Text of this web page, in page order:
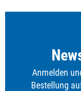
Anmelden
Bestellung